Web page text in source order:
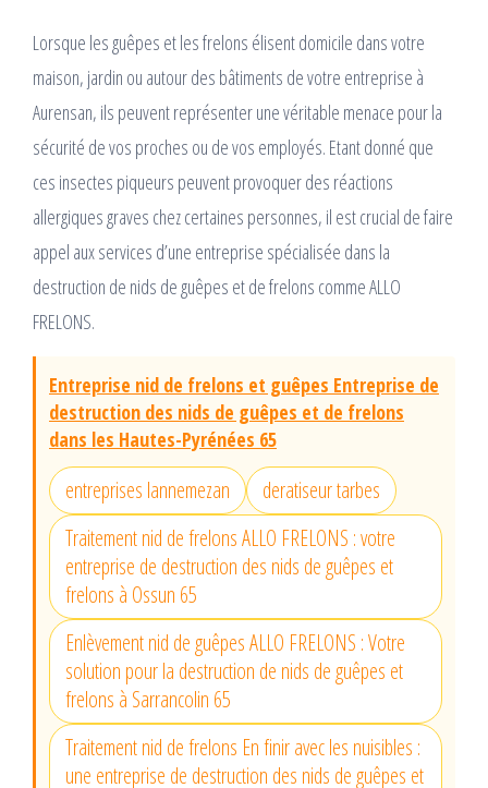
Lorsque les guêpes et les frelons élisent domicile dans votre
maison, jardin ou autour des bâtiments de votre entreprise à
Aurensan, ils peuvent représenter une véritable menace pour la
sécurité de vos proches ou de vos employés. Etant donné que
ces insectes piqueurs peuvent provoquer des réactions
allergiques graves chez certaines personnes, il est crucial de faire
appel aux services d’une entreprise spécialisée dans la
destruction de nids de guêpes et de frelons comme ALLO
FRELONS.
Entreprise nid de frelons et guêpes Entreprise de
destruction des nids de guêpes et de frelons
dans les Hautes-Pyrénées 65
entreprises lannemezan
deratiseur tarbes
Traitement nid de frelons ALLO FRELONS : votre
entreprise de destruction des nids de guêpes et
frelons à Ossun 65
Enlèvement nid de guêpes ALLO FRELONS : Votre
solution pour la destruction de nids de guêpes et
frelons à Sarrancolin 65
Traitement nid de frelons En finir avec les nuisibles :
une entreprise de destruction des nids de guêpes et